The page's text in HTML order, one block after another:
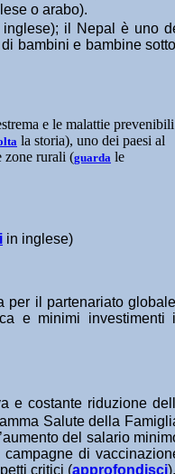
o arabo).
il Nepal è uno
bambini e bambine
e le malattie
la storia), uno dei paesi al
zone rurali (guarda le
in inglese)
per il partenariato
e minimi investimenti
e costante riduzione
Salute della
del salario
di
critici (approfondisci).